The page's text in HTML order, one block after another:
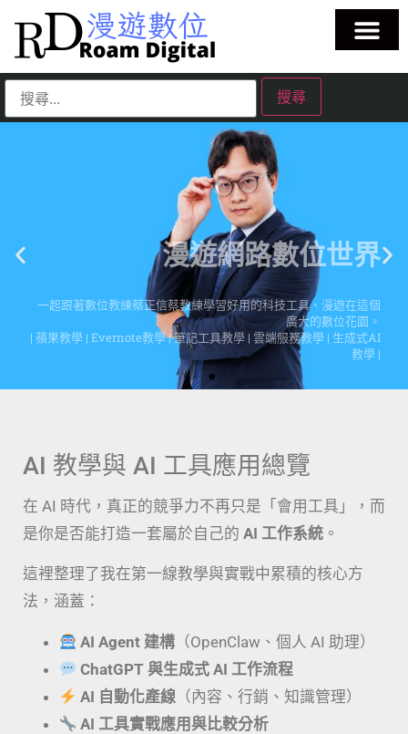
漫遊網路數位世界
一起跟著數位教練蔡正信蔡教練學習好用的科技工具、漫遊在這個
廣大的數位花園。
| 蘋果教學 | Evernote教學 | 筆記工具教學 | 雲端服務教學 | 生成式AI
點擊這裡
AI 教學與 AI 工具應用總覽
在 AI 時代，真正的競爭力不再只是「會用工具」，而
是你是否能打造一套屬於自己的 AI 工作系統 。
這裡整理了我在第一線教學與實戰中累積的核心方
法，涵蓋：
AI Agent 建構 （OpenClaw、個人 AI 助理）
ChatGPT 與生成式 AI 工作流程
AI 自動化產線 （內容、行銷、知識管理）
AI 工具實戰應用與比較分析